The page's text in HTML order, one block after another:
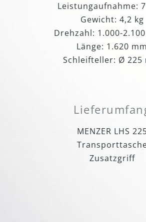
Leistungaufnahme:
Gewicht: 4,2 kg
Drehzahl: 1.000-2.100
Länge: 1.620 mm
Schleifteller: Ø 225
MENZER LHS
Zusatzgriff